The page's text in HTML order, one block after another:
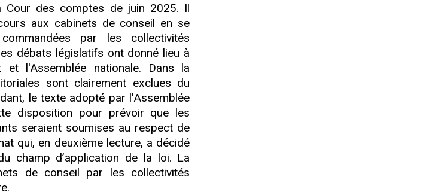
Cour des comptes de juin 2025. Il
aux cabinets de conseil en se
par les collectivités
débats législatifs ont donné lieu à
l'Assemblée nationale. Dans la
sont clairement exclues du
le texte adopté par l'Assemblée
disposition pour prévoir que les
seraient soumises au respect de
qui, en deuxième lecture, a décidé
champ d’application de la loi. La
de conseil par les collectivités